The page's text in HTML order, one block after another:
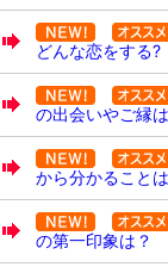
どんな恋をする?
の出会いやご縁
から分かること
の第一印象は？